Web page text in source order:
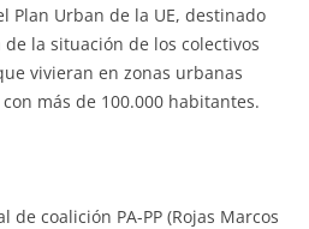
Plan Urban de la UE, destinado
la situación de los colectivos
vivieran en zonas urbanas
más de 100.000 habitantes.
de coalición PA-PP (Rojas Marcos